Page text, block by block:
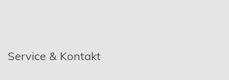
Service & Kontakt